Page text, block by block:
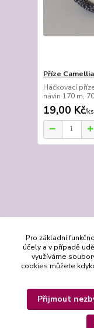
Příze
Háčkovací
návin 170 m,
19,00 Kč/ks
Pro základní
účely a v případě
využíváme
cookies můžete
Přijmout